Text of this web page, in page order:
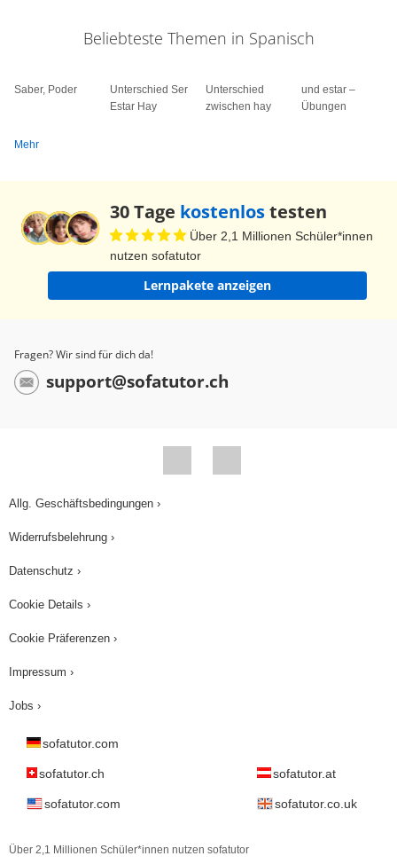
Beliebteste Themen in Spanisch
Saber, Poder
Unterschied Ser
Estar Hay
Unterschied
zwischen hay
und estar –
Übungen
Mehr
30 Tage kostenlostesten
Über 2,1 Millionen Schüler*innen
nutzen sofatutor
Lernpakete anzeigen
Fragen? Wir sind für dich da!
support@sofatutor.ch
Allg. Geschäftsbedingungen ›
Widerrufsbelehrung ›
Datenschutz ›
Cookie Details ›
Cookie Präferenzen ›
Impressum ›
Jobs ›
sofatutor.com
sofatutor.ch sofatutor.at
sofatutor.com sofatutor.co.uk
Über 2,1 Millionen Schüler*innen nutzen sofatutor